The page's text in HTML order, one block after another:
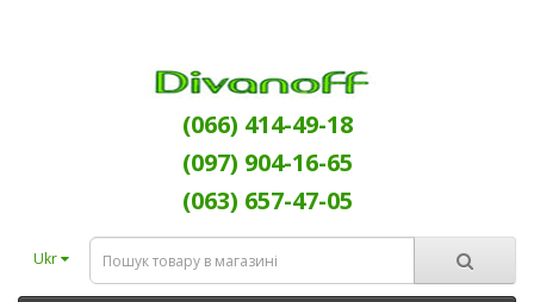
(066) 414-49-18
(097) 904-16-65
(063) 657-47-05
Ukr